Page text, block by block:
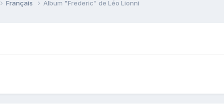
Français Album "Frederic" de Léo Lionni